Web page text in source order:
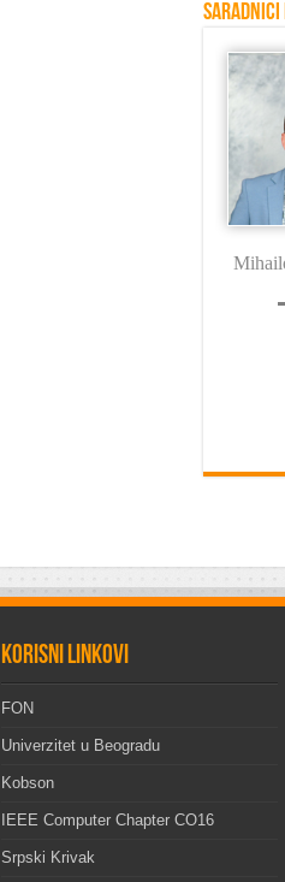
Saradnici
Korisni linkovi
FON
Univerzitet u Beogradu
Kobson
IEEE Computer Chapter CO16
Srpski Krivak